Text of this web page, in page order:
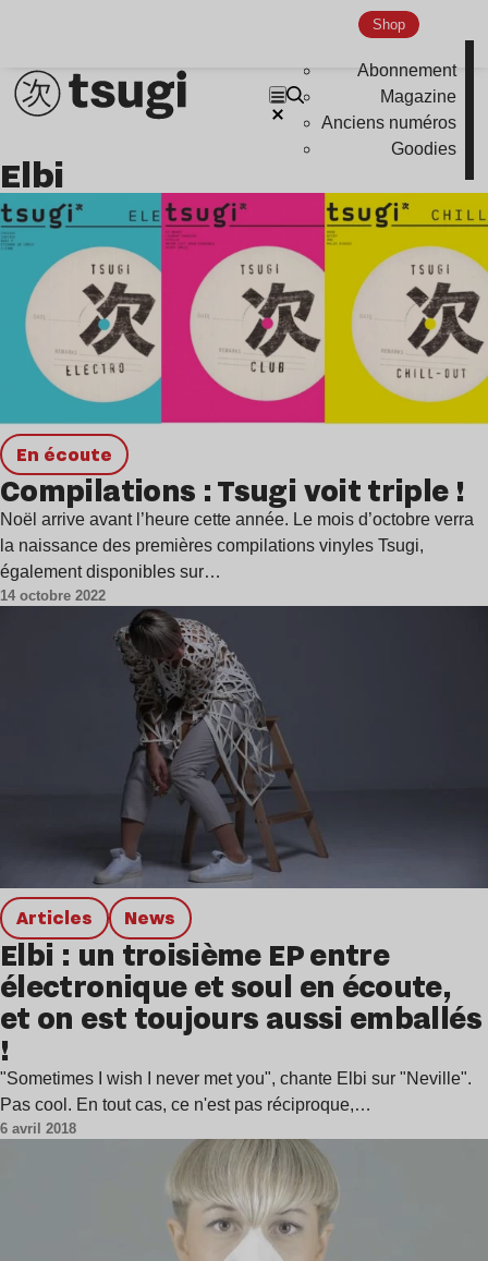
Shop
Abonnement
Magazine
Anciens numéros
Goodies
Elbi
en écoute
Compilations : Tsugi voit triple !
Noël arrive avant l’heure cette année. Le mois d’octobre verra
la naissance des premières compilations vinyles Tsugi,
également disponibles sur…
14 octobre 2022
Articles news
Elbi : un troisième EP entre
électronique et soul en écoute,
et on est toujours aussi emballés
!
"Sometimes I wish I never met you", chante Elbi sur "Neville".
Pas cool. En tout cas, ce n'est pas réciproque,…
6 avril 2018